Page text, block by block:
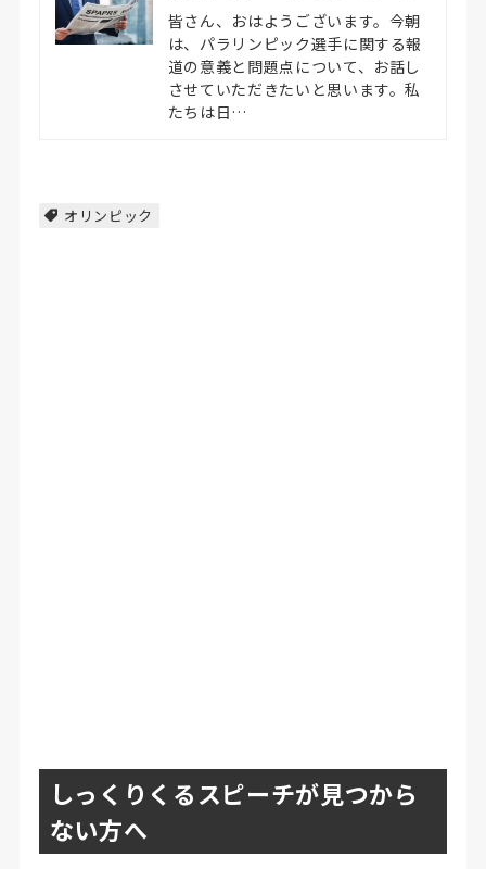
皆さん、おはようございます。今朝
は、パラリンピック選手に関する報
道の意義と問題点について、お話し
させていただきたいと思います。私
たちは日…
オリンピック
しっくりくるスピーチが見つから
ない方へ